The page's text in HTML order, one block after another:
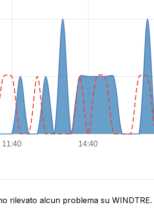
rilevato alcun problema su WINDTRE.